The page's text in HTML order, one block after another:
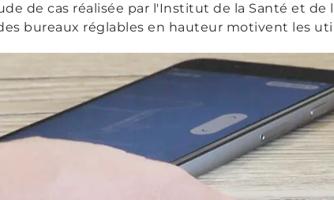
de cas réalisée par l'Institut de la Santé et
bureaux réglables en hauteur motivent les